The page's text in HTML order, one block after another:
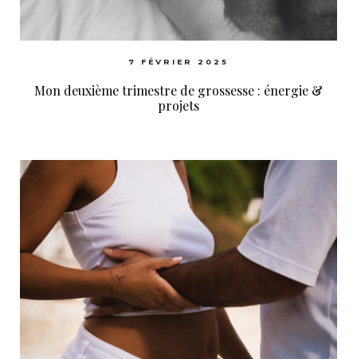
7 FÉVRIER 2025
Mon deuxième trimestre de grossesse : énergie &
projets